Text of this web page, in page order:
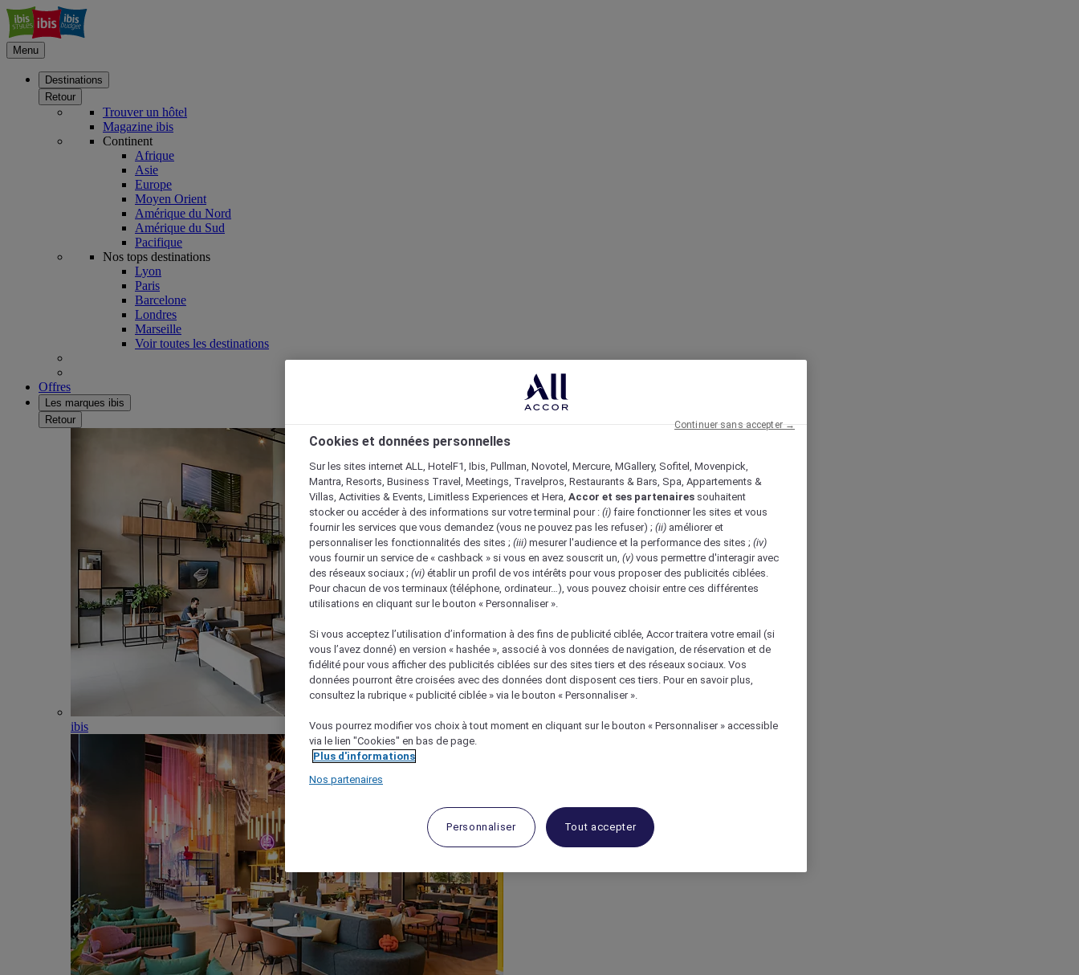
Menu
Destinations
Retour
Trouver un hôtel
Magazine ibis
Continent
Afrique
Asie
Europe
Moyen Orient
Amérique du Nord
Amérique du Sud
Pacifique
Nos tops destinations
Lyon
Paris
Barcelone
Londres
Marseille
Voir toutes les destinations
Offres
Les marques ibis
Retour
ibis
Cookies et données personnelles
Sur les sites internet ALL, HotelF1, Ibis, Pullman, Novotel, Mercure, MGallery, Sofitel, Movenpick,
Mantra, Resorts, Business Travel, Meetings, Travelpros, Restaurants & Bars, Spa, Appartements &
Villas, Activities & Events, Limitless Experiences et Hera, Accor et ses partenaires souhaitent
stocker ou accéder à des informations sur votre terminal pour : (i) faire fonctionner les sites et vous
fournir les services que vous demandez (vous ne pouvez pas les refuser) ; (ii) améliorer et
personnaliser les fonctionnalités des sites ; (iii) mesurer l'audience et la performance des sites ; (iv)
vous fournir un service de « cashback » si vous en avez souscrit un, (v) vous permettre d'interagir avec
des réseaux sociaux ; (vi) établir un profil de vos intérêts pour vous proposer des publicités ciblées.
Pour chacun de vos terminaux (téléphone, ordinateur…), vous pouvez choisir entre ces différentes
utilisations en cliquant sur le bouton « Personnaliser ».
Si vous acceptez l’utilisation d’information à des fins de publicité ciblée, Accor traitera votre email (si
vous l’avez donné) en version « hashée », associé à vos données de navigation, de réservation et de
fidélité pour vous afficher des publicités ciblées sur des sites tiers et des réseaux sociaux. Vos
données pourront être croisées avec des données dont disposent ces tiers. Pour en savoir plus,
consultez la rubrique « publicité ciblée » via le bouton « Personnaliser ».
Vous pourrez modifier vos choix à tout moment en cliquant sur le bouton « Personnaliser » accessible
via le lien "Cookies" en bas de page.
Plus d'informations
Nos partenaires
Personnaliser Tout accepter
Continuer sans accepter →